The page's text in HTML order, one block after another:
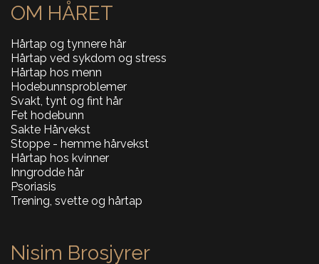
OM HÅRET
Hårtap og tynnere hår
Hårtap ved sykdom og stress
Hårtap hos menn
Hodebunnsproblemer
Svakt, tynt og fint hår
Fet hodebunn
Sakte Hårvekst
Stoppe - hemme hårvekst
Hårtap hos kvinner
Inngrodde hår
Psoriasis
Trening, svette og hårtap
Nisim Brosjyrer